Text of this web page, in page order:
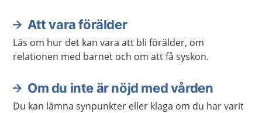
Att vara förälder
Läs om hur det kan vara att bli förälder, om
relationen med barnet och om att få syskon.
Om du inte är nöjd med vården
Du kan lämna synpunkter eller klaga om du har varit